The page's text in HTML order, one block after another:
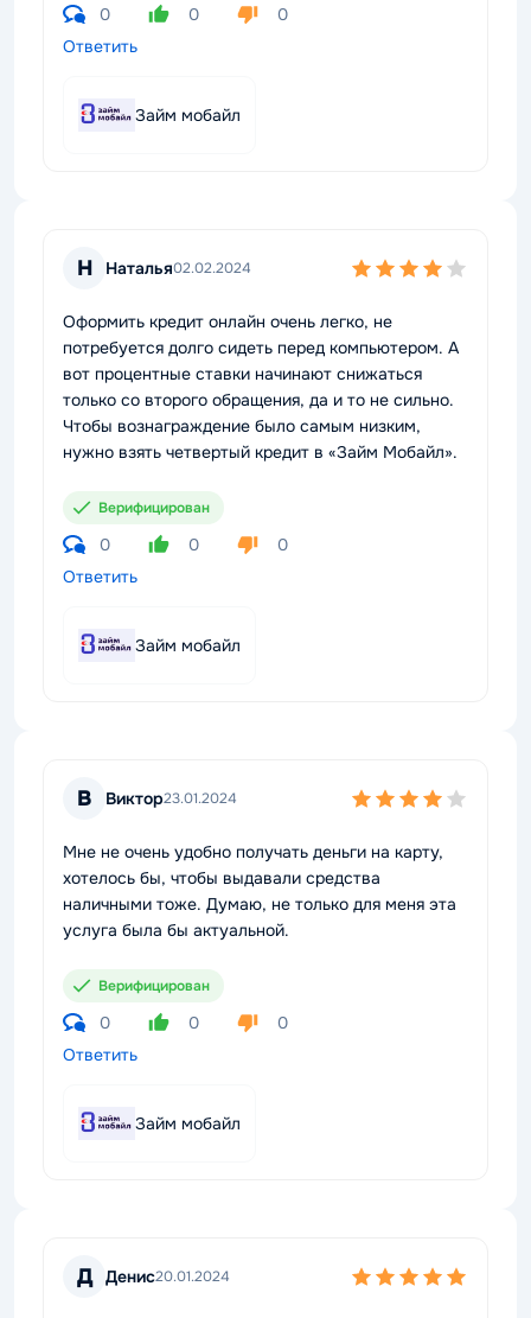
0 0
0
Ответить
Займ мобайл
Н Наталья02.02.2024
Оформить кредит онлайн очень легко, не
потребуется долго сидеть перед компьютером. А
вот процентные ставки начинают снижаться
только со второго обращения, да и то не сильно.
Чтобы вознаграждение было самым низким,
нужно взять четвертый кредит в «Займ Мобайл».
Верифицирован
0 0
0
Ответить
Займ мобайл
В Виктор23.01.2024
Мне не очень удобно получать деньги на карту,
хотелось бы, чтобы выдавали средства
наличными тоже. Думаю, не только для меня эта
услуга была бы актуальной.
Верифицирован
0 0
0
Ответить
Займ мобайл
Д Денис20.01.2024